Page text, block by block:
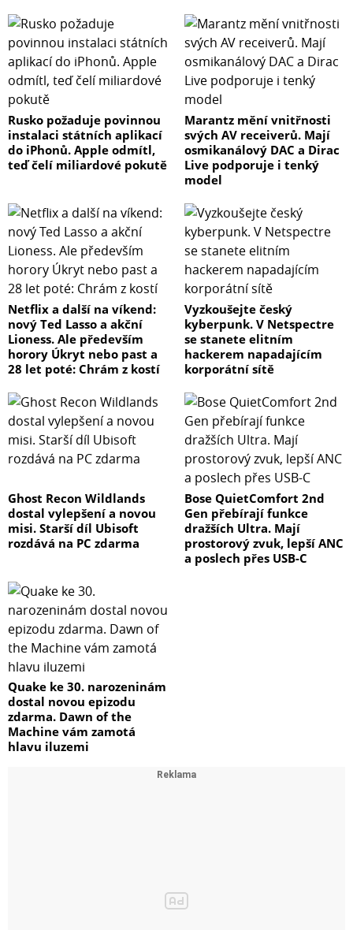
Rusko požaduje povinnou
instalaci státních aplikací
do iPhonů. Apple odmítl,
teď čelí miliardové pokutě
Marantz mění vnitřnosti
svých AV receiverů. Mají
osmikanálový DAC a Dirac
Live podporuje i tenký
model
Netflix a další na víkend:
nový Ted Lasso a akční
Lioness. Ale především
horory Úkryt nebo past a
28 let poté: Chrám z kostí
Vyzkoušejte český
kyberpunk. V Netspectre
se stanete elitním
hackerem napadajícím
korporátní sítě
Ghost Recon Wildlands
dostal vylepšení a novou
misi. Starší díl Ubisoft
rozdává na PC zdarma
Bose QuietComfort 2nd
Gen přebírají funkce
dražších Ultra. Mají
prostorový zvuk, lepší ANC
a poslech přes USB-C
Quake ke 30. narozeninám
dostal novou epizodu
zdarma. Dawn of the
Machine vám zamotá
hlavu iluzemi